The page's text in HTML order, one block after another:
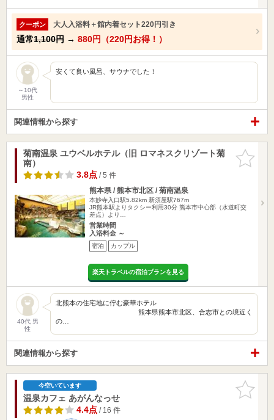
クーポン 大人入浴料＋館内着セット220円引き
通常1,100円 → 880円（220円お得！）
～10代
男性
安くて良い風呂、サウナでした！
関連情報から探す
お気に入
りに追加
菊南温泉 ユウベルホテル（旧 ロマネスクリゾート菊
南）
3.8点/ 5 件
熊本県 / 熊本市北区 / 菊南温泉
本妙寺入口駅5.82km 新須屋駅767m
JR熊本駅よりタクシー利用30分 熊本市中心部（水道町交
差点）より…
営業時間
入浴料金 ～
宿泊 カップル
楽天トラベルの宿泊プランを見る
40代 男
性
北熊本の住宅地に佇む豪華ホテル
熊本県熊本市北区、合志市との境近く
の…
関連情報から探す
お気に入
りに追加
今空いています
温泉カフェ あがんなっせ
4.4点/ 16 件